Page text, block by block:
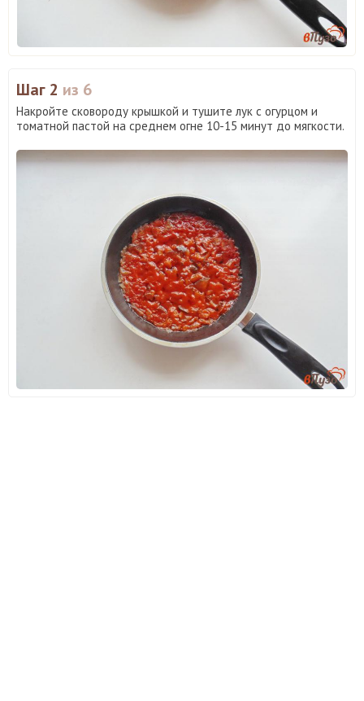
Шаг 2 из 6
Накройте сковороду крышкой и тушите лук с огурцом и
томатной пастой на среднем огне 10-15 минут до мягкости.